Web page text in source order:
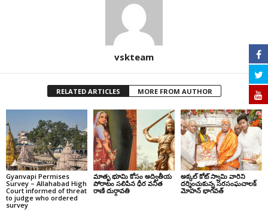
vskteam
RELATED ARTICLES MORE FROM AUTHOR
Gyanvapi Permises
Survey – Allahabad High
Court informed of threat
to judge who ordered
survey
మాతృ భూమి కోసం అద్వితీయ
పోరాటం సలిపిన ధీర వనిత
రాణి దుర్గావతి
అక్కల్‌ కోట్‌ స్వామి వారిని
దర్శించుకున్న సరసంఘచాలక్
మోహన్ భాగవత్